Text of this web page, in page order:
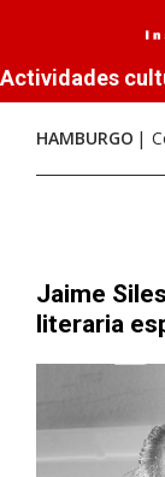
Actividades
HAMBURGO
Jaime
literaria